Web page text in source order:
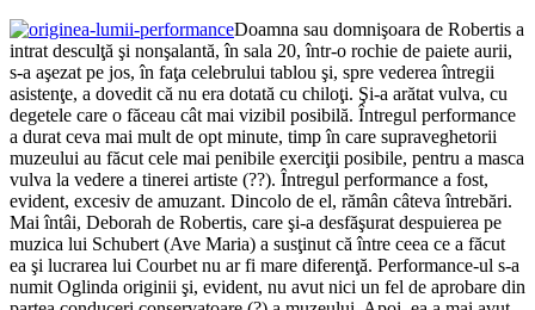
Doamna sau domnişoara de Robertis a
intrat desculţă şi nonşalantă, în sala 20, într-o rochie de paiete aurii,
s-a aşezat pe jos, în faţa celebrului tablou şi, spre vederea întregii
asistenţe, a dovedit că nu era dotată cu chiloţi. Şi-a arătat vulva, cu
degetele care o făceau cât mai vizibil posibilă. Întregul performance
a durat ceva mai mult de opt minute, timp în care supraveghetorii
muzeului au făcut cele mai penibile exerciţii posibile, pentru a masca
vulva la vedere a tinerei artiste (??). Întregul performance a fost,
evident, excesiv de amuzant. Dincolo de el, rămân câteva întrebări.
Mai întâi, Deborah de Robertis, care şi-a desfăşurat despuierea pe
muzica lui Schubert (Ave Maria) a susţinut că între ceea ce a făcut
ea şi lucrarea lui Courbet nu ar fi mare diferenţă. Performance-ul s-a
numit Oglinda originii şi, evident, nu avut nici un fel de aprobare din